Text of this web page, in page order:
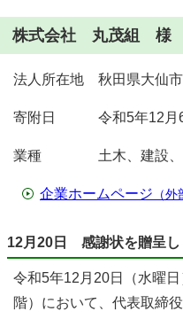
株式会社 丸茂組 様
法人所在地 秋田県大仙
寄附日 令和5年12月6
業種 土木、建設、
企業ホームページ （
12月20日 感謝状を贈呈し
令和5年12月20日（水曜
階）において、代表取締